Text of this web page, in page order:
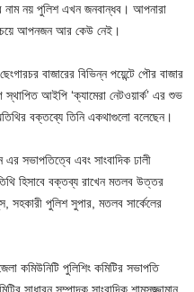
নয় পুলিশ এখন জনবান্ধব। আপনারা
চেয়ে আপনজন আর কেউ নেই।
বাজারের বিভিন্ন পয়েন্টে পৌর বাজার
আইপি ‘ক্যামেরা নেটওয়ার্ক’ এর শুভ
বক্তব্যে তিনি একথাগুলো বলেছেন।
সভাপতিত্বে এবং সাংবাদিক ঢালী
হিসাবে বক্তব্য রাখেন মতলব উত্তর
সহকারী পুলিশ সুপার, মতলব সার্কেলের
কমিউনিটি পুলিশিং কমিটির সভাপতি